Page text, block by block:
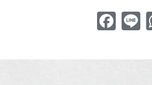
Facebook